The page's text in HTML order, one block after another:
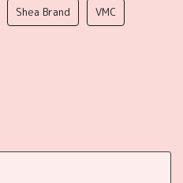
Shea Brand VMC